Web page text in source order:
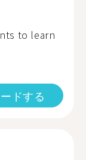
to learn
ドする